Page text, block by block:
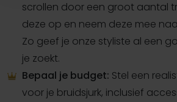
scrollen door een groot aantal
deze op en neem deze mee
Zo geef je onze styliste al een
je zoekt.
Bepaal je budget: Stel een
voor je bruidsjurk, inclusief